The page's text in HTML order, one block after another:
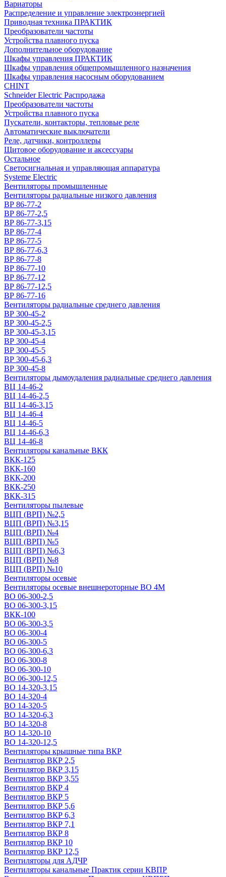
Вариаторы
Распределение и управление электроэнергией
Приводная техника ПРАКТИК
Преобразователи частоты
Устройства плавного пуска
Дополнительное оборудование
Шкафы управления ПРАКТИК
Шкафы управления общепромышленного назначения
Шкафы управления насосным оборудованием
CHINT
Schneider Electric Распродажа
Преобразователи частоты
Устройства плавного пуска
Пускатели, контакторы, тепловые реле
Автоматические выключатели
Реле, датчики, контроллеры
Щитовое оборудование и аксессуары
Остальное
Светосигнальная и управляющая аппаратура
Systeme Electric
Вентиляторы промышленные
Вентиляторы радиальные низкого давления
ВР 86-77-2
ВР 86-77-2,5
ВР 86-77-3,15
ВР 86-77-4
ВР 86-77-5
ВР 86-77-6,3
ВР 86-77-8
ВР 86-77-10
ВР 86-77-12
ВР 86-77-12,5
ВР 86-77-16
Вентиляторы радиальные среднего давления
ВР 300-45-2
ВР 300-45-2,5
ВР 300-45-3,15
ВР 300-45-4
ВР 300-45-5
ВР 300-45-6,3
ВР 300-45-8
Вентиляторы дымоудаления радиальные среднего давления
ВЦ 14-46-2
ВЦ 14-46-2,5
ВЦ 14-46-3,15
ВЦ 14-46-4
ВЦ 14-46-5
ВЦ 14-46-6,3
ВЦ 14-46-8
Вентиляторы канальные ВКК
ВКК-125
ВКК-160
ВКК-200
ВКК-250
ВКК-315
Вентиляторы пылевые
ВЦП (ВРП) №2,5
ВЦП (ВРП) №3,15
ВЦП (ВРП) №4
ВЦП (ВРП) №5
ВЦП (ВРП) №6,3
ВЦП (ВРП) №8
ВЦП (ВРП) №10
Вентиляторы осевые
Вентиляторы осевые внешнероторные ВО 4М
ВО 06-300-2,5
ВО 06-300-3,15
ВКК-100
ВО 06-300-3,5
ВО 06-300-4
ВО 06-300-5
ВО 06-300-6,3
ВО 06-300-8
ВО 06-300-10
ВО 06-300-12,5
ВО 14-320-3,15
ВО 14-320-4
ВО 14-320-5
ВО 14-320-6,3
ВО 14-320-8
ВО 14-320-10
ВО 14-320-12,5
Вентиляторы крышные типа ВКР
Вентилятор ВКР 2,5
Вентилятор ВКР 3,15
Вентилятор ВКР 3,55
Вентилятор ВКР 4
Вентилятор ВКР 5
Вентилятор ВКР 5,6
Вентилятор ВКР 6,3
Вентилятор ВКР 7,1
Вентилятор ВКР 8
Вентилятор ВКР 10
Вентилятор ВКР 12,5
Вентиляторы для АДЧР
Вентиляторы канальные Практик серии КВПР